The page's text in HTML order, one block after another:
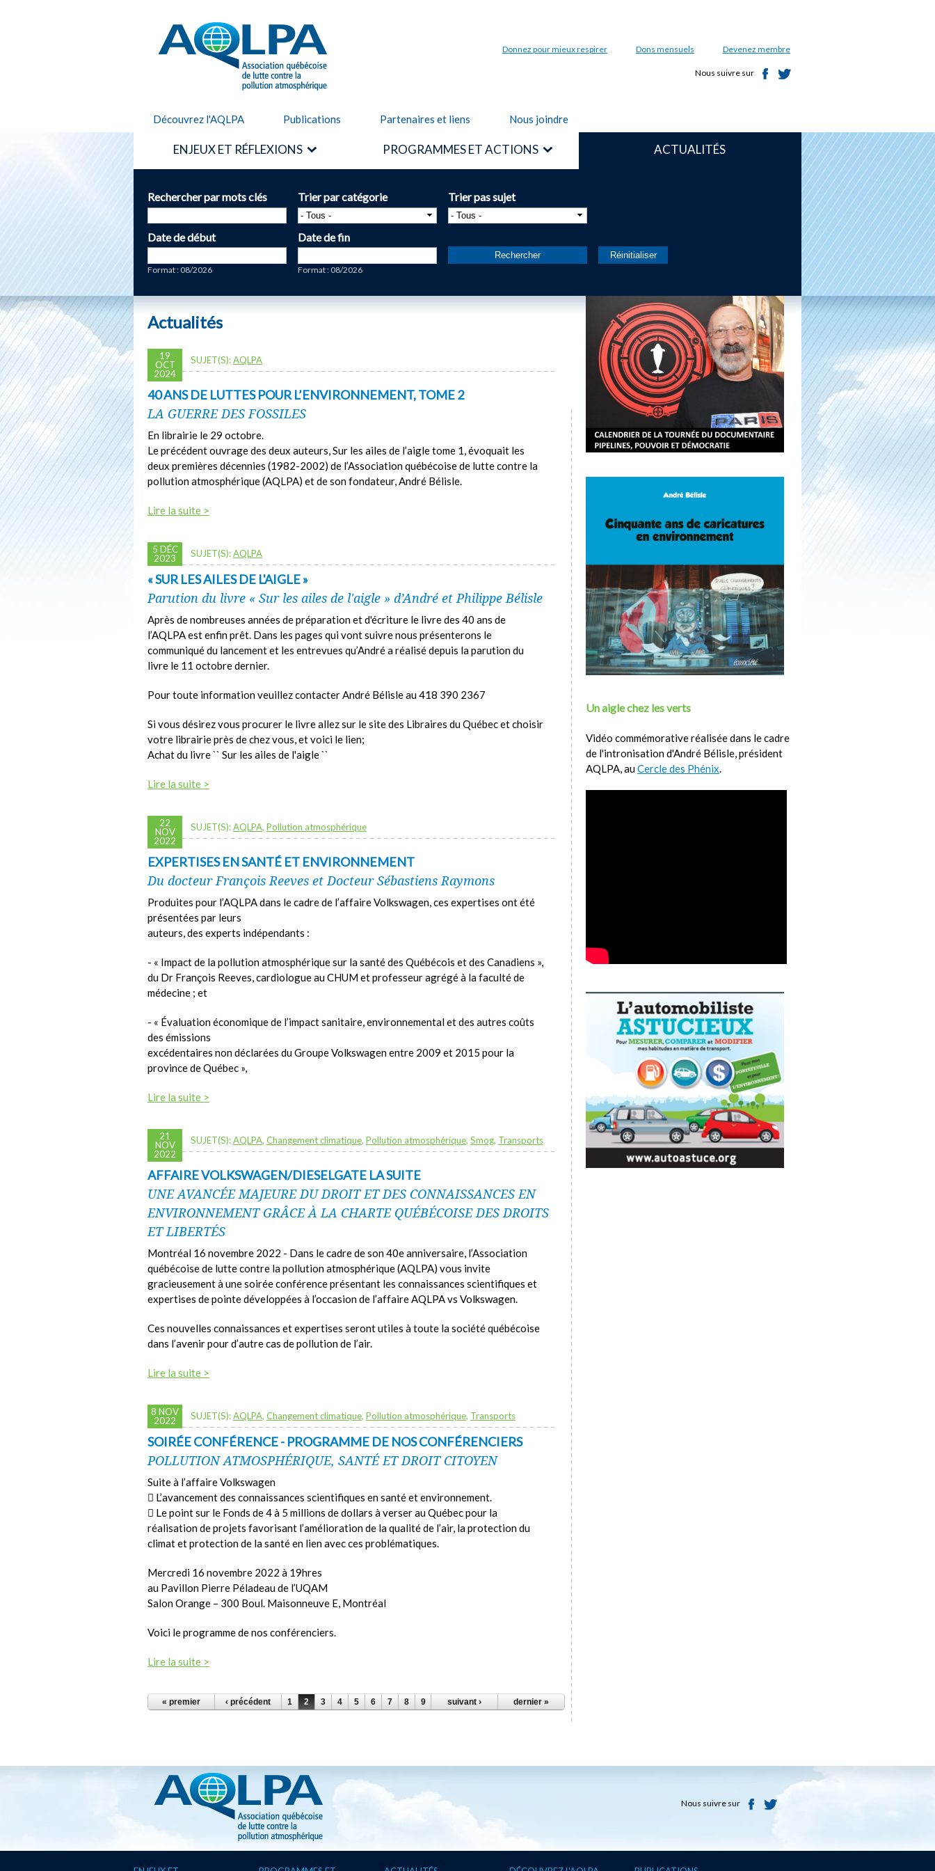
AQLPA Donnez pour mieux respirer Dons mensuels Devenez membre
Nous suivre sur
Découvrez l'AQLPA Publications Partenaires et liens Nous joindre
ENJEUX ET RÉFLEXIONS PROGRAMMES ET ACTIONS ACTUALITÉS
Rechercher par mots clés Trier par catégorie Trier pas sujet
Date de début
Format : 08/2026
Date de fin
Format : 08/2026
Actualités
19
OCT
2024
SUJET(S):AQLPA
40 ANS DE LUTTES POUR L’ENVIRONNEMENT, TOME 2
LA GUERRE DES FOSSILES
En librairie le 29 octobre.
Le précédent ouvrage des deux auteurs, Sur les ailes de l’aigle tome 1, évoquait les
deux premières décennies (1982-2002) de l’Association québécoise de lutte contre la
pollution atmosphérique (AQLPA) et de son fondateur, André Bélisle.
Lire la suite >
5 DÉC
2023
SUJET(S):AQLPA
« SUR LES AILES DE L'AIGLE »
Parution du livre « Sur les ailes de l'aigle » d’André et Philippe Bélisle
Après de nombreuses années de préparation et d'écriture le livre des 40 ans de
l’AQLPA est enfin prêt. Dans les pages qui vont suivre nous présenterons le
communiqué du lancement et les entrevues qu’André a réalisé depuis la parution du
livre le 11 octobre dernier.
Pour toute information veuillez contacter André Bélisle au 418 390 2367
Si vous désirez vous procurer le livre allez sur le site des Libraires du Québec et choisir
votre librairie près de chez vous, et voici le lien;
Achat du livre `` Sur les ailes de l'aigle ``
Lire la suite >
22
NOV
2022
SUJET(S):AQLPA, Pollution atmosphérique
EXPERTISES EN SANTÉ ET ENVIRONNEMENT
Du docteur François Reeves et Docteur Sébastiens Raymons
Produites pour l’AQLPA dans le cadre de l’affaire Volkswagen, ces expertises ont été
présentées par leurs
auteurs, des experts indépendants :
- « Impact de la pollution atmosphérique sur la santé des Québécois et des Canadiens »,
du Dr François Reeves, cardiologue au CHUM et professeur agrégé à la faculté de
médecine ; et
- « Évaluation économique de l’impact sanitaire, environnemental et des autres coûts
des émissions
excédentaires non déclarées du Groupe Volkswagen entre 2009 et 2015 pour la
province de Québec »,
Lire la suite >
21
NOV
2022
SUJET(S):AQLPA, Changement climatique, Pollution atmosphérique, Smog, Transports
AFFAIRE VOLKSWAGEN/DIESELGATE LA SUITE
UNE AVANCÉE MAJEURE DU DROIT ET DES CONNAISSANCES EN
ENVIRONNEMENT GRÂCE À LA CHARTE QUÉBÉCOISE DES DROITS
ET LIBERTÉS
Montréal 16 novembre 2022 - Dans le cadre de son 40e anniversaire, l’Association
québécoise de lutte contre la pollution atmosphérique (AQLPA) vous invite
gracieusement à une soirée conférence présentant les connaissances scientifiques et
expertises de pointe développées à l’occasion de l’affaire AQLPA vs Volkswagen.
Ces nouvelles connaissances et expertises seront utiles à toute la société québécoise
dans l’avenir pour d’autre cas de pollution de l’air.
Lire la suite >
8 NOV
2022
SUJET(S):AQLPA, Changement climatique, Pollution atmosphérique, Transports
SOIRÉE CONFÉRENCE - PROGRAMME DE NOS CONFÉRENCIERS
POLLUTION ATMOSPHÉRIQUE, SANTÉ ET DROIT CITOYEN
Suite à l’affaire Volkswagen
 L’avancement des connaissances scientifiques en santé et environnement.
 Le point sur le Fonds de 4 à 5 millions de dollars à verser au Québec pour la
réalisation de projets favorisant l’amélioration de la qualité de l’air, la protection du
climat et protection de la santé en lien avec ces problématiques.
Mercredi 16 novembre 2022 à 19hres
au Pavillon Pierre Péladeau de l’UQAM
Salon Orange – 300 Boul. Maisonneuve E, Montréal
Voici le programme de nos conférenciers.
Lire la suite >
PAGES
« premier ‹ précédent 1 2 3 4 5 6 7 8 9 suivant › dernier »
Un aigle chez les verts
Vidéo commémorative réalisée dans le cadre
de l'intronisation d'André Bélisle, président
AQLPA, auCercle des Phénix.
Nous suivre sur